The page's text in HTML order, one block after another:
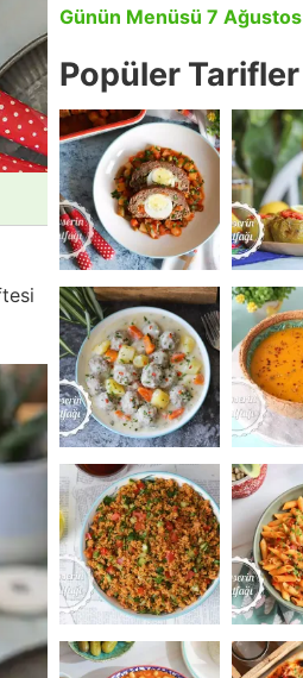
Günün Menüsü 7 Ağustos
Popüler Tarifler